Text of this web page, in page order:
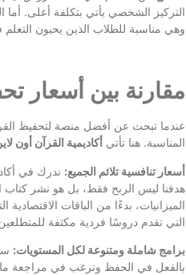
التركيز الشخصي يأتي بتكلفة أعلى.
وهي مناسبة للطلاب الذين يحبون التعلم
مقارنة بين أسعار
عندما تبحث عن أفضل منصة لتحفيظ
المناسبة. هنا تأتي أكاديمية القرآن أون
أسعار تنافسية تلائم الجميع: ندرك في
هدفنا ليس الربح فقط، بل هو نشر
الميزانيات، بدءًا من الباقات
التي تقدم دروسًا فردية مكثفة
برامج شاملة ومتنوعة لكل المستويات:
بالفعل في الحفظ وترغب في مراجعة ما